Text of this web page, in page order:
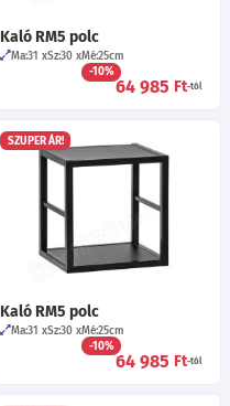
Kaló RM5 polc
Ma:31 Sz:30 Mé:25cm
-10%
64 985 Ft-tól
SZUPER ÁR!
Kaló RM5 polc
Ma:31 Sz:30 Mé:25cm
-10%
64 985 Ft-tól